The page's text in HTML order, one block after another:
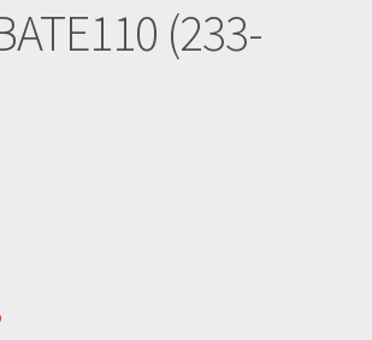
(233-